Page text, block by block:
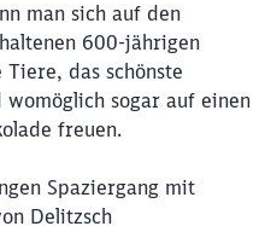
man sich auf den
600-jährigen
das schönste
womöglich sogar auf einen
freuen.
Spaziergang mit
Delitzsch